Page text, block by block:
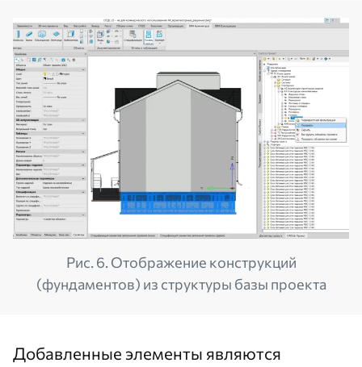
Рис. 6. Отображение конструкций
(фундаментов) из структуры базы проекта
Добавленные элементы являются